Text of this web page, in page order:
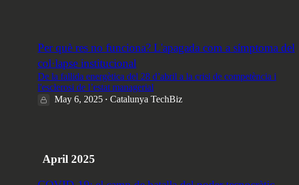
Per què res no funciona? L'apagada com a símptoma del
col·lapse institucional
De la fallida energètica del 28 d’abril a la crisi de competència i
l'esclerosi de l’estat managerial
May 6, 2025 • Catalunya TechBiz
April 2025